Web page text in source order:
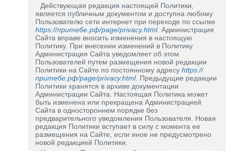
Действующая редакция настоящей Политики,
является публичным документом и доступна любому
Пользователю сети интернет при переходе по ссылке
https://притебе.рф/page/privacy.html. Администрация
Сайта вправе вносить изменения в настоящую
Политику. При внесении изменений в Политику
Администрация Сайта уведомляет об этом
Пользователей путем размещения новой редакции
Политики на Сайте по постоянному адресу https://
притебе.рф/page/privacy.html. Предыдущие редакции
Политики хранятся в архиве документации
Администрации Сайта. Настоящая Политика может
быть изменена или прекращена Администрацией
Сайта в одностороннем порядке без
предварительного уведомления Пользователя. Новая
редакция Политики вступает в силу с момента ее
размещения на Сайте, если иное не предусмотрено
новой редакцией Политики.